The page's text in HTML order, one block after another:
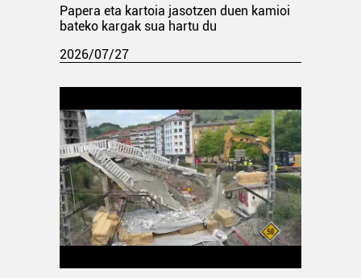
Papera eta kartoia jasotzen duen kamioi
bateko kargak sua hartu du
2026/07/27